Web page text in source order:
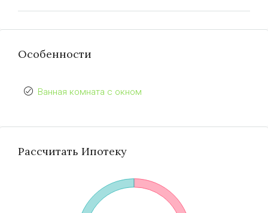
Особенности
Ванная комната с окном
Рассчитать Ипотеку